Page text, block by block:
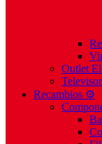
Outlet
Recambios ⚙️